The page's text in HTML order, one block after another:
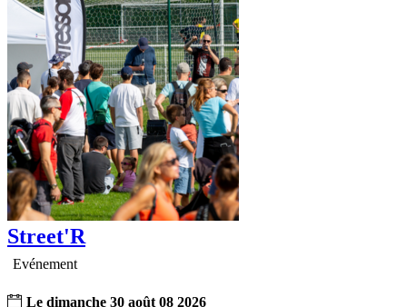
Street'R
Evénement
Le dimanche 30 août 08 2026